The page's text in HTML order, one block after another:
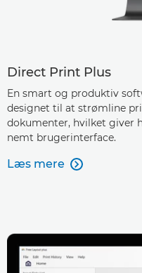
Direct Print Plus
En smart og produktiv
designet til at strømline
dokumenter, hvilket giver
nemt brugerinterface.
Læs mere 